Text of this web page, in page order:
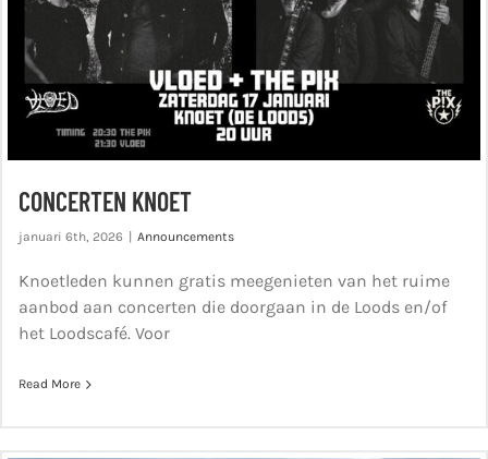
CONCERTEN KNOET
januari 6th, 2026 Announcements
Knoetleden kunnen gratis meegenieten van het ruime
aanbod aan concerten die doorgaan in de Loods en/of
het Loodscafé. Voor
Read More